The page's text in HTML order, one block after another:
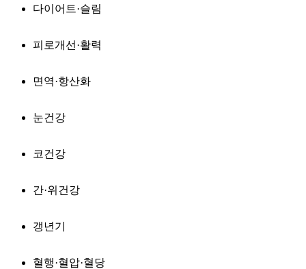
다이어트·슬림
피로개선·활력
면역·항산화
눈건강
코건강
간·위건강
갱년기
혈행·혈압·혈당